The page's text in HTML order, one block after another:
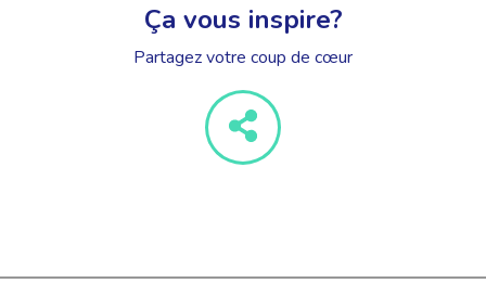
Ça vous inspire?
Partagez votre coup de cœur